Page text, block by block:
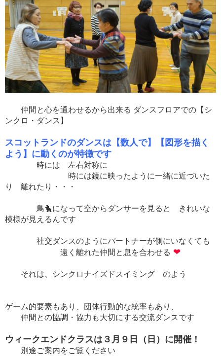
仲間と心を通わせるから出来る ダンスフロアでの【シ
ンクロ・ダンス】
スコットランドのダンスは【数人で】【図形を描く
よう】に動くのが特徴です
時には 左右対称に
時には鏡に映ったように一緒に近づいた
り 離れたり・・・
鳥🐤になって空からダンサーを見ると きれいな
模様が見えるんです
社交ダンスのようにパートナーが側にいなくても
遠く離れた仲間と息を合わせる ❤
それは、シンクロナイズドスイミング のよう
ゲーム的要素もあり、団体行動的な統率もあり、
仲間との協調・協力も大切にする交流ダンスです
ウィークエンドクラスは３月９日（日）に開催！
別途ご案内をご覧ください